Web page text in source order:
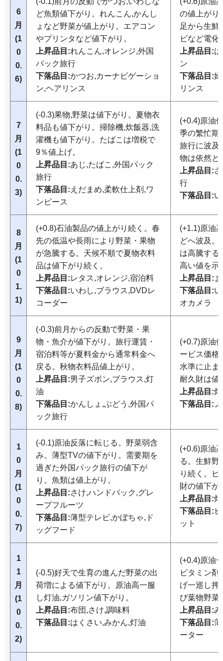
6
月
(1
0
0.
6)
ど魚類値下がり。れんこん,かんし
ょなど野菜が値上がり。エアコン
やプリンタなど値下がり。
上昇品目:れんこん,オレンジ,外国
パック旅行
下落品目:かつお,カーナビゲーショ
ン,ヘアリンス
の値上がり
足から生鮮
ビなど電化
上昇品目:
ン
下落品目:
リンス
7
月
(1
0
0.
3)
(-0.3)果物,野菜は値下がり。夏物衣
料品も値下がり。掃除機,炊飯器,洗
濯機も値下がり。たばこは増税で
9％値上げ。
上昇品目:あじ,たばこ,外国パック
旅行
下落品目: えだまめ,柔軟仕上剤,ワ
ンピース
(+0.4)原油
季の繁忙期
旅行に波及
物は依然と
上昇品目:
行
下落品目:
8
月
(1
0
1.
1)
(+0.8)石油製品の値上がり続く。春
先の低温や長雨により野菜・果物
が急騰する。天候不順で夏物衣料
品は値下がり続く。
上昇品目:レタス,オレンジ,宿泊料
下落品目:いわし,ブラウス,DVDレ
コーダー
(+1.1)原油
どへ波及。
は高騰する
高い値を示
上昇品目:
下落品目:
オカメラ
9
月
(1
0
0.
8)
(-0.3)前月からの反動で野菜・果
物・魚介が値下がり。旅行運賃・
宿泊料等が夏料金から通常料金へ
戻る。秋物衣料品値上がり。
上昇品目:男子ズボン,ブラウス,灯
油
下落品目:かんしょ,ぶどう,外国パ
ック旅行
(+0.7)原油
ービス価格
水準に止ま
耐久財は値
上昇品目:
下落品目:
1
0
月
(1
0
0.
7)
(-0.1)原油反落に転じる。野菜弱含
み。薄型TVの値下がり。需要期を
過ぎた外国パック旅行の値下が
り。魚類は値上がり。
上昇品目:さけ,ハンドバック,グレ
ープフルーツ
下落品目:薄型テレビ,かぼちゃ,ド
ッグフード
(+0.6)原油
る。生鮮野
り続く。ビ
財の値下が
上昇品目:
下落品目:
ット
1
1
月
(1
0
0.
2)
(-0.5)好天で生育の進んだ野菜の出
荷増による値下がり。原油高一服
し灯油,ガソリン値下がり。
上昇品目:布団,さけ,調味料
下落品目:はくさい,みかん,灯油
(+0.4)原油
ビタミン剤
げ一巡し押
び葉物野菜
上昇品目:
下落品目:
ーター